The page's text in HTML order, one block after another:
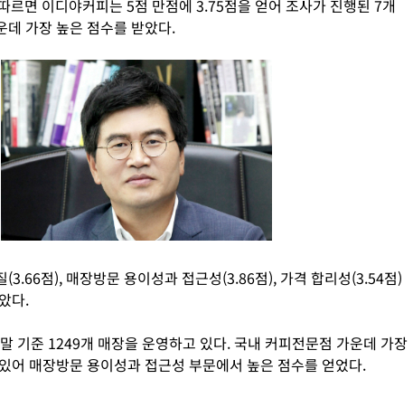
르면 이디야커피는 5점 만점에 3.75점을 얻어 조사가 진행된 7개
데 가장 높은 점수를 받았다.
(3.66점), 매장방문 용이성과 접근성(3.86점), 가격 합리성(3.54점)
다.
기준 1249개 매장을 운영하고 있다. 국내 커피전문점 가운데 가장
어 매장방문 용이성과 접근성 부문에서 높은 점수를 얻었다.